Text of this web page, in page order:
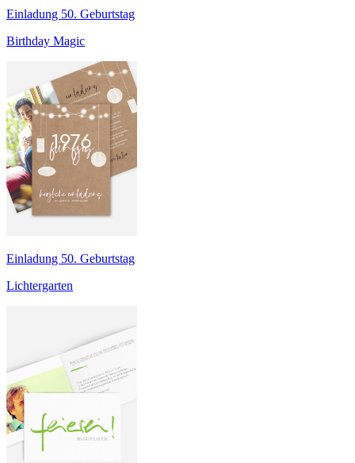
Einladung 50. Geburtstag
Birthday Magic
Einladung 50. Geburtstag
Lichtergarten